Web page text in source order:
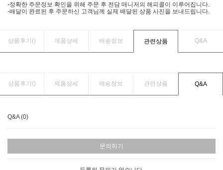
-정확한 주문정보 확인을 위해 주문 후 전담 매니저의 해피콜이 이루어집니다.
-배달이 완료된 후 주문하신 고객님께 실제 배달된 상품 사진을 보내드립니다.
상품후기() 제품상세 배송정보 관련상품 Q&A
상품후기() 제품상세 배송정보 관련상품 Q&A
Q&A (0)
문의하기